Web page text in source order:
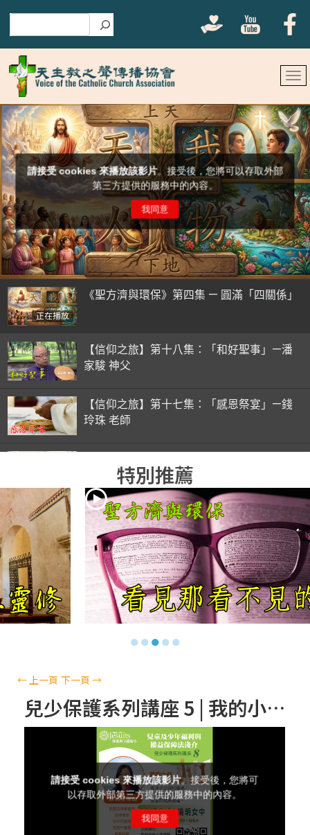
正在播放
《聖方濟與環保》第四集 — 圓滿「四關係」
【信仰之旅】第十八集：「和好聖事」—潘
家駿 神父
【信仰之旅】第十七集：「感恩祭宴」—錢
玲珠 老師
錢玲珠 老師
【信仰之旅】第十五集：「入門聖事」—錢
玲珠 老師
【信仰之旅】第十四集：「天主十誡(下)」
—金毓瑋 神父
【信仰之旅】第十三集：「天主十誡(上)」
—金毓瑋 神父
【信仰之旅】第十二集：「聖母、聖人」—
高樂祈 修女
【信仰之旅】第十一集：「教 會」(推廣片)
【信仰之旅】第十一集：「教 會」—林必能
神父
特別推薦
●●●●●
← 上一頁 下一頁→
兒少保護系列講座 5 | 我的小孩～ 不「權」是我的 | 聶瑞瑩律師